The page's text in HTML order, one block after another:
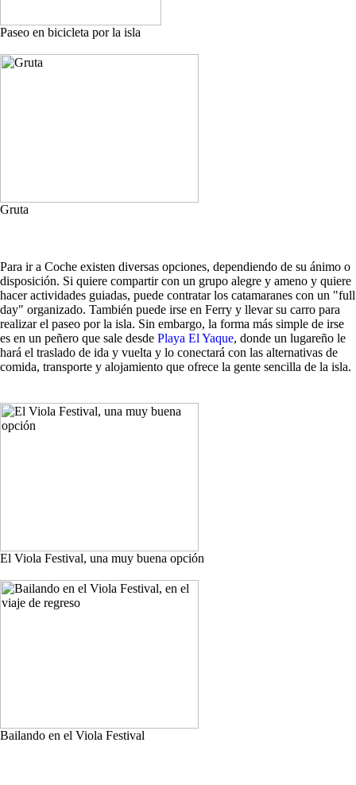
Paseo en bicicleta por la isla
Gruta
Para ir a Coche existen diversas opciones, dependiendo de su ánimo o
disposición. Si quiere compartir con un grupo alegre y ameno y quiere
hacer actividades guiadas, puede contratar los catamaranes con un "full
day" organizado. También puede irse en Ferry y llevar su carro para
realizar el paseo por la isla. Sin embargo, la forma más simple de irse
es en un peñero que sale desde Playa El Yaque, donde un lugareño le
hará el traslado de ida y vuelta y lo conectará con las alternativas de
comida, transporte y alojamiento que ofrece la gente sencilla de la isla.
El Viola Festival, una muy buena opción
Bailando en el Viola Festival